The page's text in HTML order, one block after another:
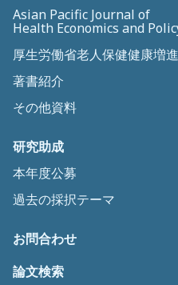
Asian Pacific Journal of
Health Economics and
厚生労働省老人保健健康増
著書紹介
その他資料
研究助成
本年度公募
過去の採択テーマ
お問合わせ
論文検索